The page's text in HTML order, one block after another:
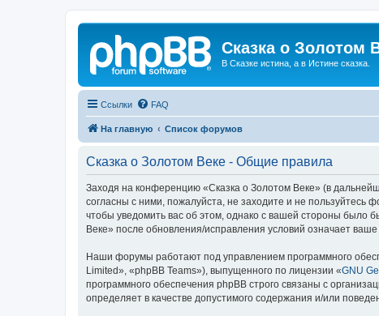
Сказка о Золотом
В Сказке истина, а в Истине сказка.
Ссылки FAQ
На главную Список форумов
Сказка о Золотом Веке - Общие правила
Заходя на конференцию «Сказка о Золотом Веке» (в
согласны с ними, пожалуйста, не заходите и не
чтобы уведомить вас об этом, однако с вашей стороны было
Веке» после обновления/исправления условий означает ваше
Наши форумы работают под управлением программного
Limited», «phpBB Teams»), выпущенного по лицензии «GNU
программного обеспечения phpBB строго связаны с
определяет в качестве допустимого содержания и/или